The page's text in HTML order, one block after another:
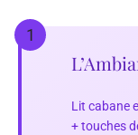
1
Lit cabane
+ touches